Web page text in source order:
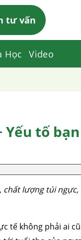
tư vấn
Học Video
tố
lượng túi
tế không phải ai